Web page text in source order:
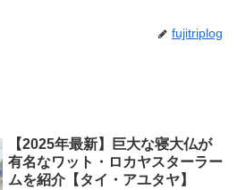
fujitriplog
【2025年最新】巨大な寝大仏が
有名なワット・ロカヤスターラー
ムを紹介【タイ・アユタヤ】